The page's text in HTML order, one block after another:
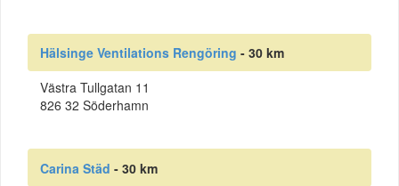
Hälsinge Ventilations Rengöring - 30 km
Västra Tullgatan 11
826 32 Söderhamn
Carina Städ - 30 km